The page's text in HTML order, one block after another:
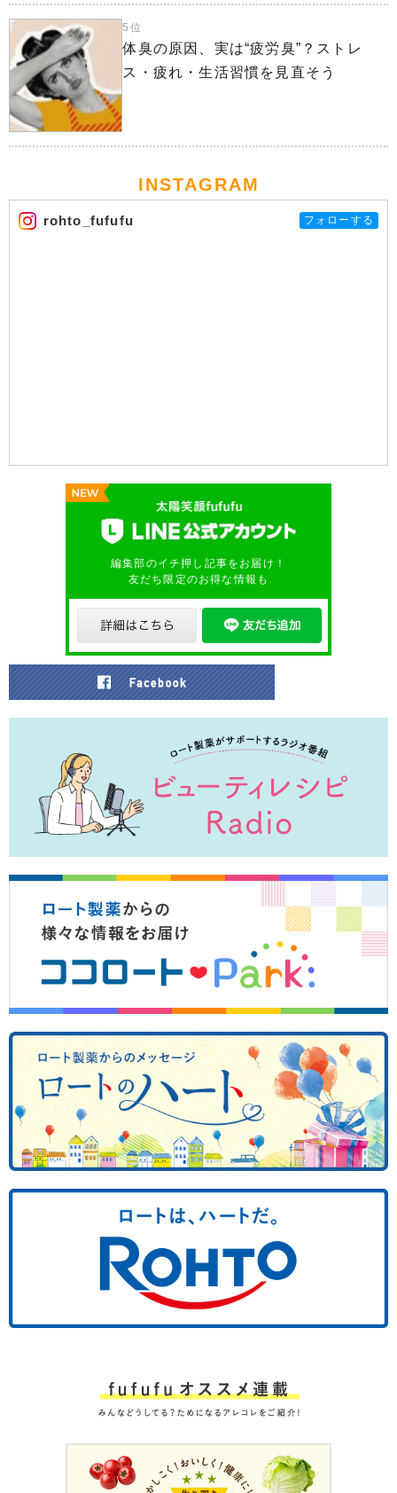
5位
体臭の原因、実は“疲労臭”？ストレ
ス・疲れ・生活習慣を見直そう
INSTAGRAM
rohto_fufufu フォローする
編集部のイチ押し記事をお届け！
友だち限定のお得な情報も